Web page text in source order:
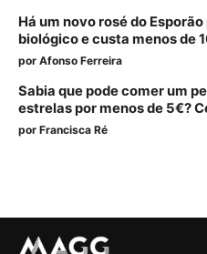
Há um novo rosé do
biológico e custa menos de
por Afonso Ferreira
Sabia que pode comer um
estrelas por menos de 5€?
por Francisca Ré